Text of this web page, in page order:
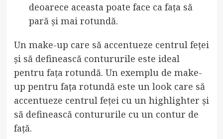
deoarece aceasta poate face ca fața să
pară și mai rotundă.
Un make-up care să accentueze centrul feței
și să definească contururile este ideal
pentru fața rotundă. Un exemplu de make-
up pentru fața rotundă este un look care să
accentueze centrul feței cu un highlighter și
să definească contururile cu un contur de
față.